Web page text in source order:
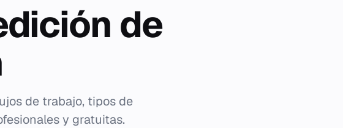
de
de trabajo, tipos de
y gratuitas.